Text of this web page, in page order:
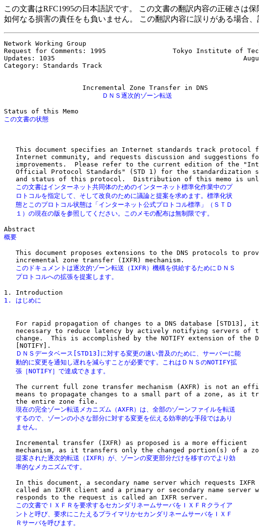
この文書はRFC1995の日本語訳です。 この文書の翻訳内容の正確さは
如何なる損害の責任をも負いません。 この翻訳内容に誤りがある場合
Network Working Group
Request for Comments: 1995                 Tokyo Institute of
Updates: 1035
Category: Standards Track
                         ＤＮＳ逐次的ゾーン転送
This document specifies an Internet standards track protocol
Internet community, and requests discussion and suggestions
improvements.  Please refer to the current edition of the
Official Protocol Standards" (STD 1) for the standardization
   この文書はインターネット共同体のためのインターネット標準化作業中のプ
   ロトコルを指定して、そして改良のために議論と提案を求めます。標準化状
   態とこのプロトコル状態は「インターネット公式プロトコル標準」（ＳＴＤ
   １）の現在の版を参照してください。このメモの配布は無制限です。
概要
This document proposes extensions to the DNS protocols to
   このドキュメントは逐次的ゾーン転送（IXFR）機構を供給するためにＤＮＳ
   プロトコルへの拡張を提案します。
1. はじめに
For rapid propagation of changes to a DNS database [STD13],
necessary to reduce latency by actively notifying servers of
change.  This is accomplished by the NOTIFY extension of the
   ＤＮＳデータベース[STD13]に対する変更の速い普及のために、サーバーに能
   動的に変更を通知し遅れを減らすことが必要です。これはＤＮＳのNOTIFY拡
   張［NOTIFY］で達成できます。
The current full zone transfer mechanism (AXFR) is not an
means to propagate changes to a small part of a zone, as it
   現在の完全ゾーン転送メカニズム（AXFR）は、全部のゾーンファイルを転送
   するので、ゾーンの小さな部分に対する変更を伝える効率的な手段ではあり
   ません。
   Incremental transfer (IXFR) as proposed is a more efficient
   提案された逐次的転送（IXFR）が、ゾーンの変更部分だけを移すのでより効
   率的なメカニズムです。
In this document, a secondary name server which requests IXFR
called an IXFR client and a primary or secondary name server
   この文書でＩＸＦＲを要求するセカンダリネームサーバをＩＸＦＲクライア
   ントと呼び、要求にこたえるプライマリかセカンダリネームサーバをＩＸＦ
   Ｒサーバを呼びます。